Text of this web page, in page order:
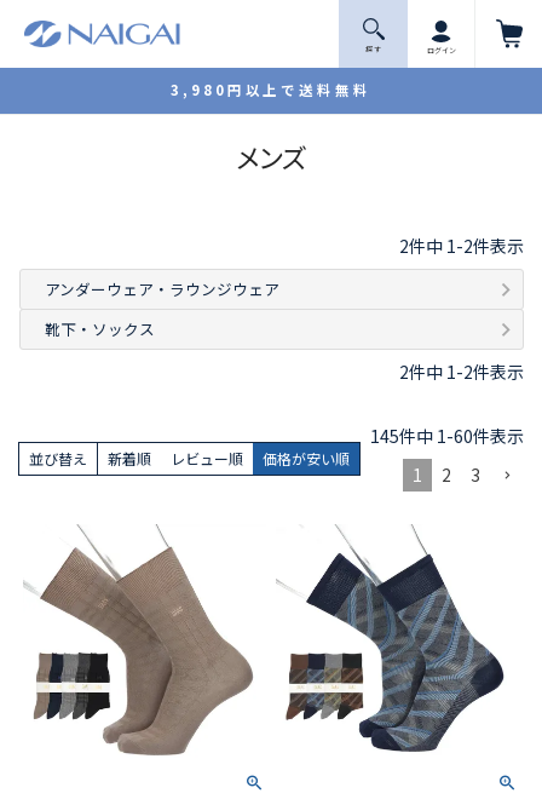
3,980円以上で送料無料
探 す ログイン
メンズ
2件中 1-2件表示
アンダーウェア・ラウンジウェア
靴下・ソックス
2件中 1-2件表示
並び替え 新着順 レビュー順 価格が安い順
145件中 1-60件表示
1
2 3